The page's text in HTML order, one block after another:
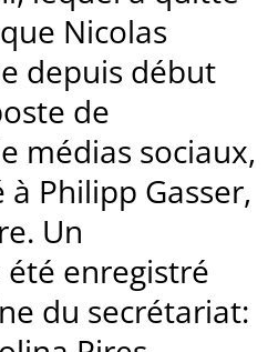
Nicolas
depuis début
de
médias sociaux,
Philipp Gasser,
Un
enregistré
du secrétariat: